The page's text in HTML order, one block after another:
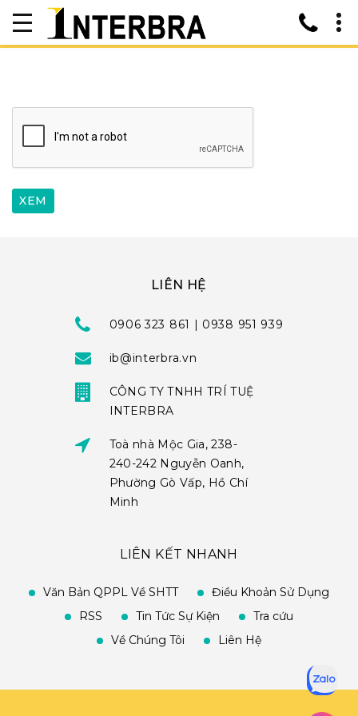
LIÊN HỆ
0906 323 861 | 0938 951 939
ib@interbra.vn
CÔNG TY TNHH TRÍ TUỆ
INTERBRA
Toà nhà Mộc Gia, 238-
240-242 Nguyễn Oanh,
Phường Gò Vấp, Hồ Chí
Minh
LIÊN KẾT NHANH
Văn Bản QPPL Về SHTT
Điều Khoản Sử Dụng
RSS
Tin Tức Sự Kiện
Tra cứu
Về Chúng Tôi
Liên Hệ